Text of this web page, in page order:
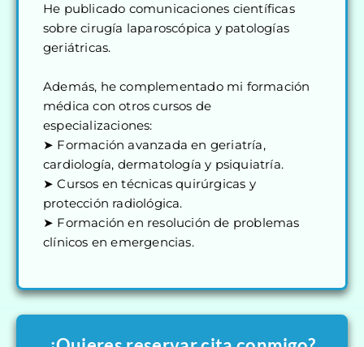
He publicado comunicaciones científicas
sobre cirugía laparoscópica y patologías
geriátricas.
Además, he complementado mi formación
médica con otros cursos de
especializaciones:
➤ Formación avanzada en geriatría,
cardiología, dermatología y psiquiatría.
➤ Cursos en técnicas quirúrgicas y
protección radiológica.
➤ Formación en resolución de problemas
clínicos en emergencias.